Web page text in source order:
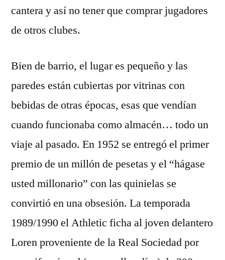
cantera y así no tener que comprar jugadores
de otros clubes.
Bien de barrio, el lugar es pequeño y las
paredes están cubiertas por vitrinas con
bebidas de otras épocas, esas que vendían
cuando funcionaba como almacén… todo un
viaje al pasado. En 1952 se entregó el primer
premio de un millón de pesetas y el “hágase
usted millonario” con las quinielas se
convirtió en una obsesión. La temporada
1989/1990 el Athletic ficha al joven delantero
Loren proveniente de la Real Sociedad por